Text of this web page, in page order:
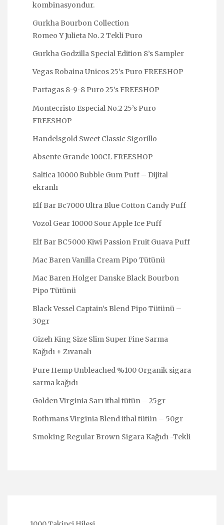
kombinasyondur.
Gurkha Bourbon Collection
Romeo Y Julieta No. 2 Tekli Puro
Gurkha Godzilla Special Edition 8’s Sampler
Vegas Robaina Unicos 25’s Puro FREESHOP
Partagas 8-9-8 Puro 25’s FREESHOP
Montecristo Especial No.2 25’s Puro
FREESHOP
Handelsgold Sweet Classic Sigorillo
Absente Grande 100CL FREESHOP
Saltica 10000 Bubble Gum Puff – Dijital
ekranlı
Elf Bar Bc7000 Ultra Blue Cotton Candy Puff
Vozol Gear 10000 Sour Apple Ice Puff
Elf Bar BC5000 Kiwi Passion Fruit Guava Puff
Mac Baren Vanilla Cream Pipo Tütünü
Mac Baren Holger Danske Black Bourbon
Pipo Tütünü
Black Vessel Captain’s Blend Pipo Tütünü –
30gr
Gizeh King Size Slim Super Fine Sarma
Kağıdı + Zıvanalı
Pure Hemp Unbleached %100 Organik sigara
sarma kağıdı
Golden Virginia Sarı ithal tütün – 25gr
Rothmans Virginia Blend ithal tütün – 50gr
Smoking Regular Brown Sigara Kağıdı -Tekli